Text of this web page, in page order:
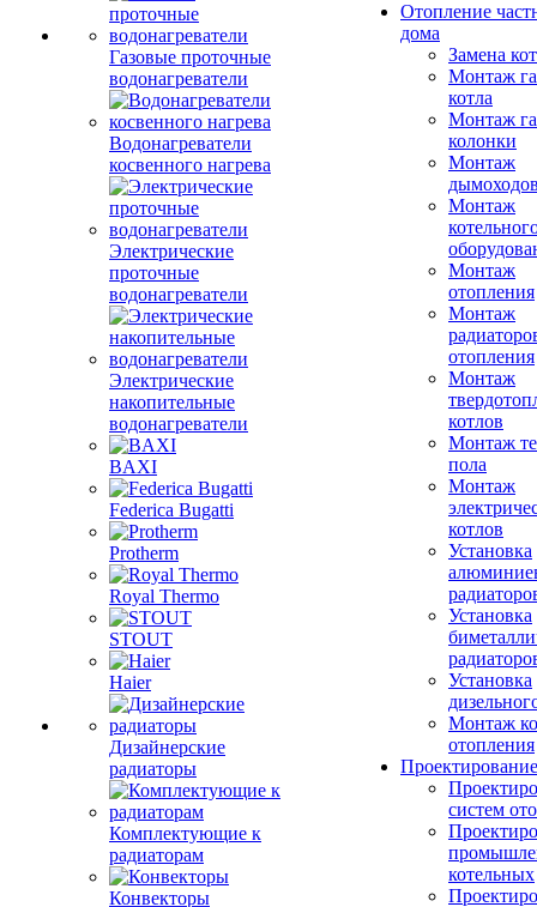
Газовые проточные
водонагреватели
Водонагреватели
косвенного нагрева
Электрические
проточные
водонагреватели
Электрические
накопительные
водонагреватели
BAXI
Federica Bugatti
Protherm
Royal Thermo
STOUT
Haier
Дизайнерские
радиаторы
Комплектующие к
радиаторам
Конвекторы
Отопление
дома
Замена
Монтаж
котла
Монтаж
колонки
Монтаж
Монтаж
Монтаж
отопления
Монтаж
отопления
Монтаж
котлов
Монтаж
пола
Монтаж
котлов
Установка
Установка
Установка
Монтаж
отопления
Проектирование
систем
котельных